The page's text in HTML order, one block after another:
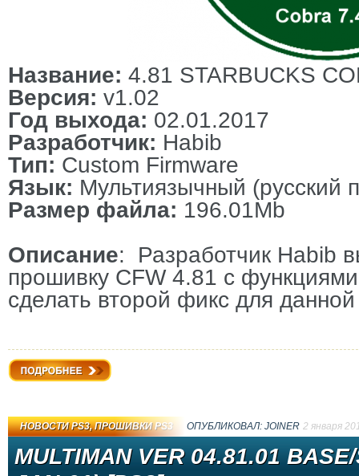
Название: 4.81 STARBUCKS
Версия: v1.02
Год выхода: 02.01.2017
Разработчик: Habib
Тип: Custom Firmware
Язык: Мультиязычный (русский
Размер файла: 196.01Mb
Описание: Разработчик Habib
прошивку CFW 4.81 с
сделать второй фикс для
НОВОСТИ PS3,ПРОШИВКИ PS3 ОПУБЛИКОВАЛ: JOINER 2 января
MULTIMAN VER 04.81.01